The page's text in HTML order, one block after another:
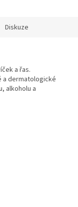
Diskuze
a řas.
a dermatologické
alkoholu a